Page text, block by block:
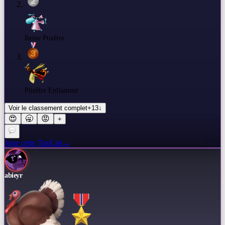
Reine Ptizêtre
Ptizêtre Enflammé
Voir le classement complet+13↓
😍 🥱 😡 +
Joue cette TopList→
abieyr